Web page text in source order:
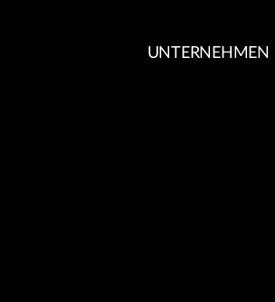
UNTERNEHMEN